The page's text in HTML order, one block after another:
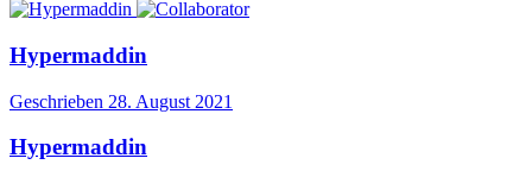
Hypermaddin
Geschrieben 28. August 2021
Hypermaddin